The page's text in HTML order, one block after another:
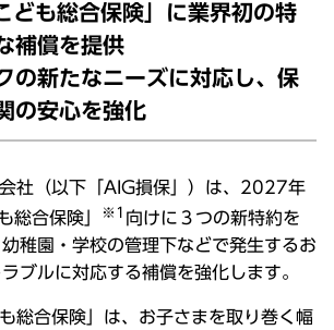
ども総合保険」に業界初の特
補償を提供
の新たなニーズに対応し、保
の安心を強化
社（以下「AIG損保」）は、2027年
総合保険」
※1 向けに３つの新特約を
稚園・学校の管理下などで発生するお
ブルに対応する補償を強化します。
総合保険」は、お子さまを取り巻く幅